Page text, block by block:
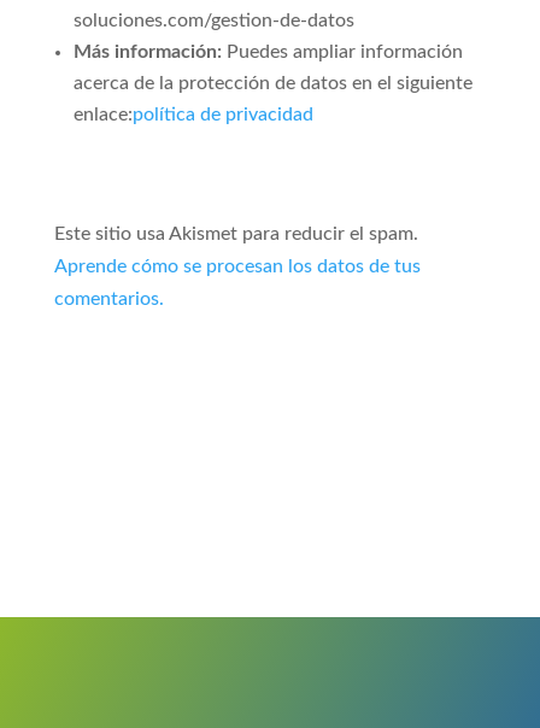
soluciones.com/gestion-de-datos
Más información: Puedes ampliar información
acerca de la protección de datos en el siguiente
enlace:política de privacidad
Este sitio usa Akismet para reducir el spam.
Aprende cómo se procesan los datos de tus
comentarios.